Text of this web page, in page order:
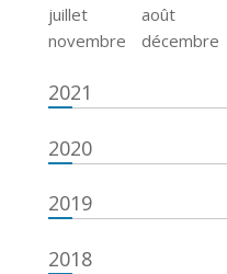
juillet
août
novembre
décembre
2021
2020
2019
2018